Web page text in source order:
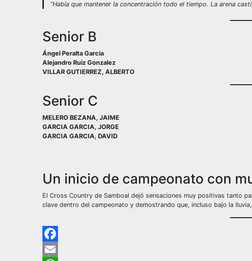
“Había que mantener la concentración todo el tiempo. La arena
Senior B
Ángel Peralta Garcia
Alejandro Ruiz Gonzalez
VILLAR GUTIERREZ, ALBERTO
Senior C
MELERO BEZANA, JAIME
GARCIA GARCIA, JORGE
GARCIA GARCIA, DAVID
Un inicio de campeonato con
El Cross Country de Samboal dejó sensaciones muy positivas tanto
clave dentro del campeonato y demostrando que, incluso bajo la
Facebook